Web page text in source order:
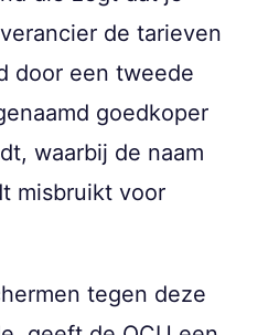
de tarieven
door een tweede
goedkoper
waarbij de naam
misbruikt voor
tegen deze